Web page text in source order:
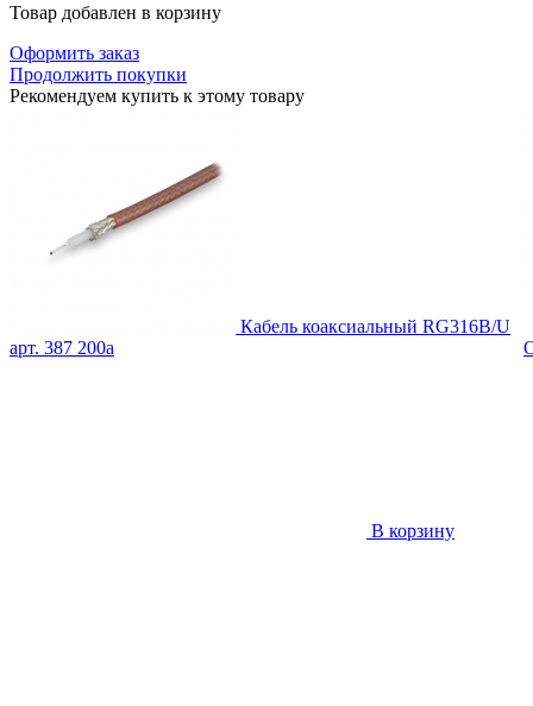
Товар добавлен в корзину
Оформить заказ
Продолжить покупки
Рекомендуем купить к этому товару
Кабель коаксиальный RG316B/U
арт. 387 200a
В корзину